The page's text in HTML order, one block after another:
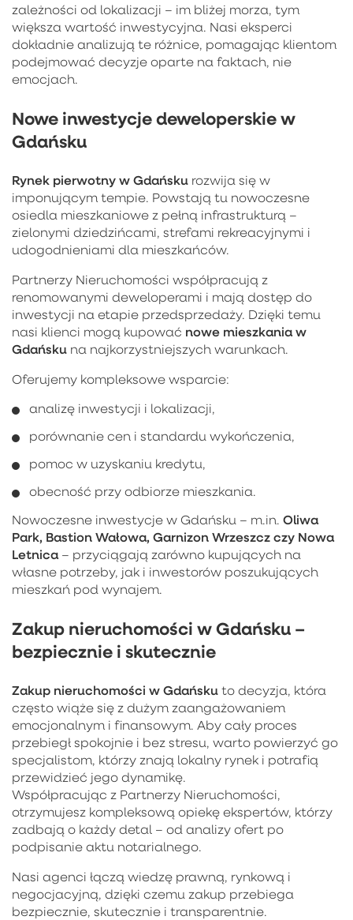
zależności od lokalizacji – im bliżej morza, tym
większa wartość inwestycyjna. Nasi eksperci
dokładnie analizują te różnice, pomagając klientom
podejmować decyzje oparte na faktach, nie
emocjach.
Nowe inwestycje deweloperskie w
Gdańsku
Rynek pierwotny w Gdańsku rozwija się w
imponującym tempie. Powstają tu nowoczesne
osiedla mieszkaniowe z pełną infrastrukturą –
zielonymi dziedzińcami, strefami rekreacyjnymi i
udogodnieniami dla mieszkańców.
Partnerzy Nieruchomości współpracują z
renomowanymi deweloperami i mają dostęp do
inwestycji na etapie przedsprzedaży. Dzięki temu
nasi klienci mogą kupować nowe mieszkania w
Gdańsku na najkorzystniejszych warunkach.
Oferujemy kompleksowe wsparcie:
analizę inwestycji i lokalizacji,
porównanie cen i standardu wykończenia,
pomoc w uzyskaniu kredytu,
obecność przy odbiorze mieszkania.
Nowoczesne inwestycje w Gdańsku – m.in. Oliwa
Park, Bastion Wałowa, Garnizon Wrzeszcz czy Nowa
Letnica – przyciągają zarówno kupujących na
własne potrzeby, jak i inwestorów poszukujących
mieszkań pod wynajem.
Zakup nieruchomości w Gdańsku –
bezpiecznie i skutecznie
Zakup nieruchomości w Gdańsku to decyzja, która
często wiąże się z dużym zaangażowaniem
emocjonalnym i finansowym. Aby cały proces
przebiegł spokojnie i bez stresu, warto powierzyć go
specjalistom, którzy znają lokalny rynek i potrafią
przewidzieć jego dynamikę.
Współpracując z Partnerzy Nieruchomości,
otrzymujesz kompleksową opiekę ekspertów, którzy
zadbają o każdy detal – od analizy ofert po
podpisanie aktu notarialnego.
Nasi agenci łączą wiedzę prawną, rynkową i
negocjacyjną, dzięki czemu zakup przebiega
bezpiecznie, skutecznie i transparentnie.